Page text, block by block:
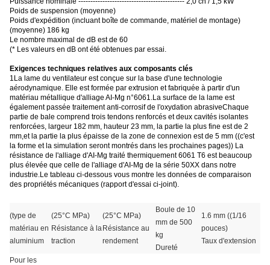
Poids de suspension (moyenne)
Poids d'expédition (incluant boîte de commande, matériel de montage)
(moyenne) 186 kg
Le nombre maximal de dB est de 60
(* Les valeurs en dB ont été obtenues par essai.
Exigences techniques relatives aux composants clés
1La lame du ventilateur est conçue sur la base d'une technologie
aérodynamique. Elle est formée par extrusion et fabriquée à partir d'un
matériau métallique d'alliage AI-Mg n°6061.La surface de la lame est
également passée traitement anti-corrosif de l'oxydation abrasiveChaque
partie de bale comprend trois tendons renforcés et deux cavités isolantes
renforcées, largeur 182 mm, hauteur 23 mm, la partie la plus fine est de 2
mm,et la partie la plus épaisse de la zone de connexion est de 5 mm ((c'est
la forme et la simulation seront montrés dans les prochaines pages)) La
résistance de l'alliage d'AI-Mg traité thermiquement 6061 T6 est beaucoup
plus élevée que celle de l'alliage d'AI-Mg de la série 50XX dans notre
industrie.Le tableau ci-dessous vous montre les données de comparaison
des propriétés mécaniques (rapport d'essai ci-joint).
(type de
matériau en
aluminium
(25°C MPa)
Résistance à la
traction
(25°C MPa)
Résistance au
rendement
Boule de 10
mm de 500
kg
Dureté
1.6 mm ((1/16
pouces)
Taux d'extension
Pour les